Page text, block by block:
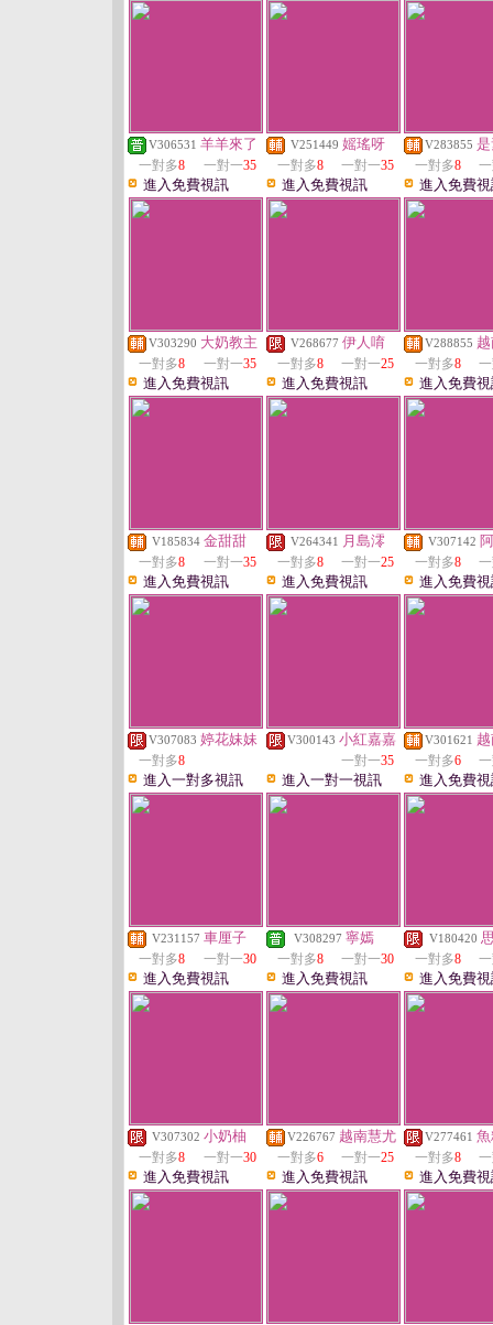
V306531 羊羊來了
一對多8 一對一35
進入免費視訊
V251449 媱瑤呀
一對多8 一對一35
進入免費視訊
V283855
一對多8
進入免費
V303290 大奶教主
一對多8 一對一35
進入免費視訊
V268677 伊人唷
一對多8 一對一25
進入免費視訊
V288855
一對多8
進入免費
V185834 金甜甜
一對多8 一對一35
進入免費視訊
V264341 月島澪
一對多8 一對一25
進入免費視訊
V307142
一對多8
進入免費
V307083 婷花妹妹
一對多8
進入一對多視訊
V300143 小紅嘉嘉
一對一35
進入一對一視訊
V301621
一對多6
進入免費
V231157 車厘子
一對多8 一對一30
進入免費視訊
V308297 寧嫣
一對多8 一對一30
進入免費視訊
V180420
一對多8
進入免費
V307302 小奶柚
一對多8 一對一30
進入免費視訊
V226767 越南慧尤
一對多6 一對一25
進入免費視訊
V277461
一對多8
進入免費